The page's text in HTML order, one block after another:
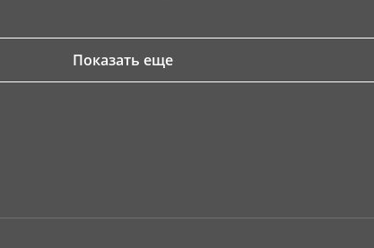
Показать еще